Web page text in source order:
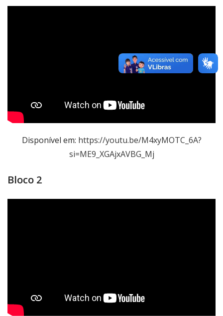
Disponível em: https://youtu.be/M4xyMOTC_6A?
si=ME9_XGAjxAVBG_Mj
Bloco 2